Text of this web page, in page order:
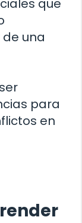
que
una
para
en